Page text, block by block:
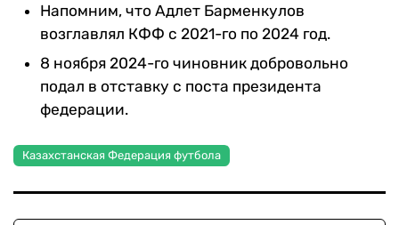
Напомним, что Адлет Барменкулов
возглавлял КФФ с 2021-го по 2024 год.
8 ноября 2024-го чиновник добровольно
подал в отставку с поста президента
федерации.
Казахстанская Федерация футбола